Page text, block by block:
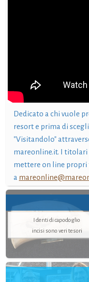
Dedicato a chi vuole
resort e prima di
"Visitandolo"
mareonline.it. I titolari
mettere on line propri
a
I denti di capodoglio
incisi sono veri tesori